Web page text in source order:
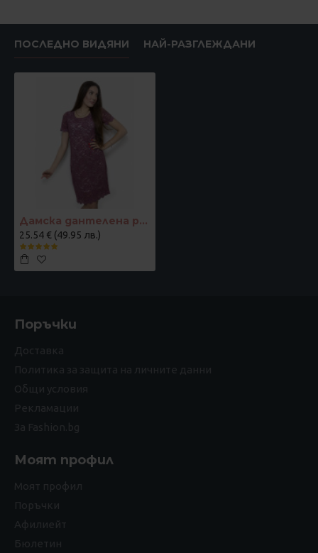
ПОСЛЕДНО ВИДЯНИ НАЙ-РАЗГЛЕЖДАНИ
Дамска дантелена рокля в цвят къпина
25.54 € (49.95 лв.)
Поръчки
Доставка
Политика за защита на личните данни
Общи условия
Рекламации
За Fashion.bg
Моят профил
Моят профил
Поръчки
Афилиейт
Бюлетин